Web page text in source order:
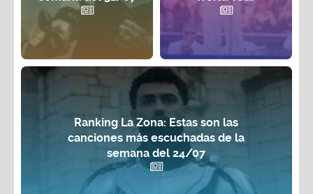
Ranking La Zona: Estas son las
canciones más escuchadas de la
semana del 24/07